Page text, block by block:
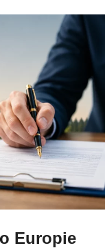
Europie